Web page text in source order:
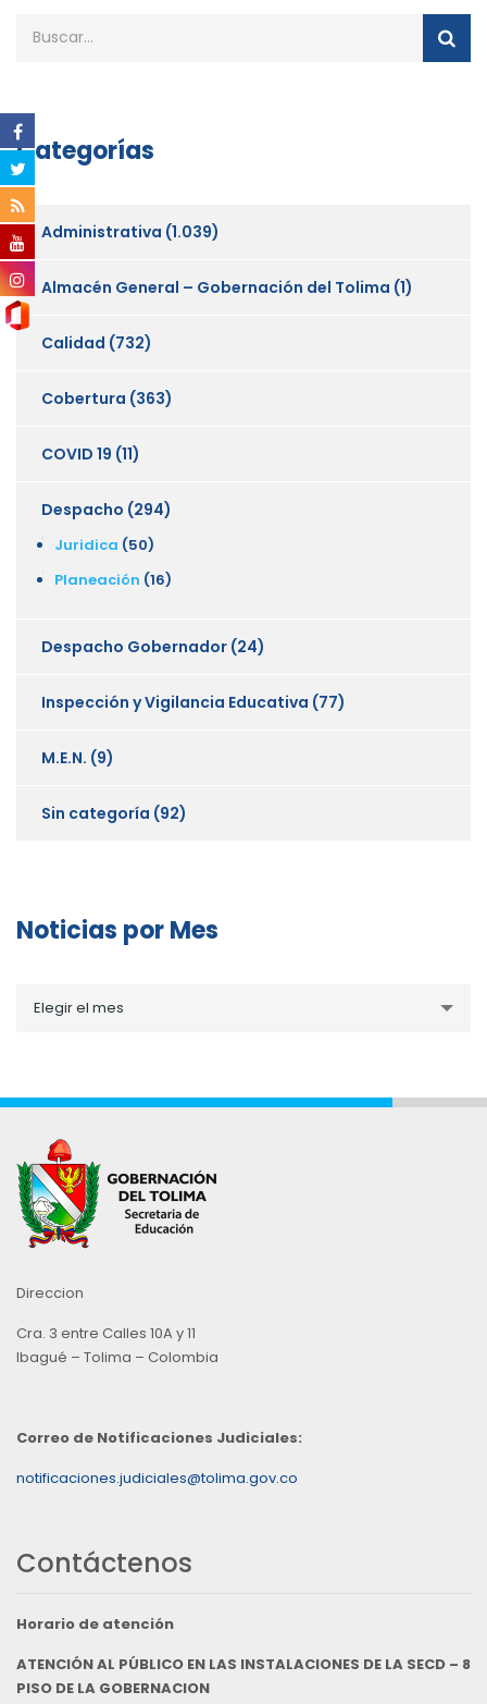
Categorías
Administrativa (1.039)
Almacén General – Gobernación del Tolima (1)
Calidad (732)
Cobertura (363)
COVID 19 (11)
Despacho (294)
Juridica (50)
Planeación (16)
Despacho Gobernador (24)
Inspección y Vigilancia Educativa (77)
M.E.N. (9)
Sin categoría (92)
Noticias por Mes
porElegir el mes
Direccion
Cra. 3 entre Calles 10A y 11
Ibagué – Tolima – Colombia
Correo de Notificaciones Judiciales:
notificaciones.judiciales@tolima.gov.co
Contáctenos
Horario de atención
ATENCIÓN AL PÚBLICO EN LAS INSTALACIONES DE LA SECD – 8
PISO DE LA GOBERNACION